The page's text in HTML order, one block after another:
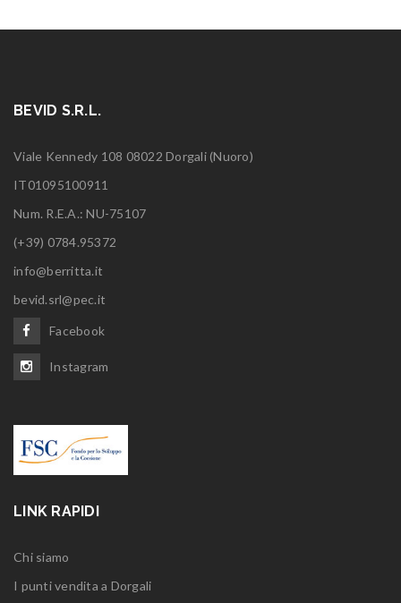
BEVID S.R.L.
Viale Kennedy 108 08022 Dorgali (Nuoro)
IT01095100911
Num. R.E.A.: NU-75107
(+39) 0784.95372
info@berritta.it
bevid.srl@pec.it
Facebook
Instagram
LINK RAPIDI
Chi siamo
I punti vendita a Dorgali